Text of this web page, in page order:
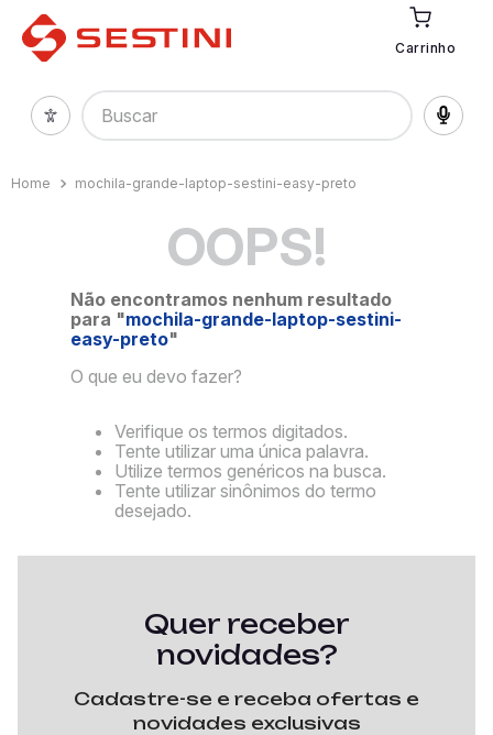
Carrinho
Buscar
mochila-grande-laptop-sestini-easy-preto
OOPS!
Não encontramos nenhum resultado
para "mochila-grande-laptop-sestini-
easy-preto"
O que eu devo fazer?
Verifique os termos digitados.
Tente utilizar uma única palavra.
Utilize termos genéricos na busca.
Tente utilizar sinônimos do termo
desejado.
Quer receber
novidades?
Cadastre-se e receba ofertas e
novidades exclusivas